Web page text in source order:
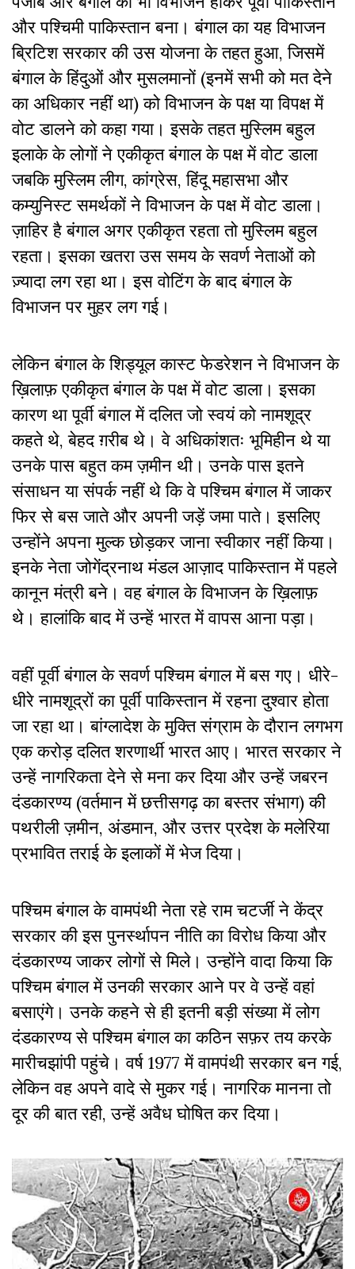
और पश्चिमी पाकिस्तान बना। बंगाल का यह विभाजन
ब्रिटिश सरकार की उस योजना के तहत हुआ, जिसमें
बंगाल के हिंदुओं और मुसलमानों (इनमें सभी को मत देने
का अधिकार नहीं था) को विभाजन के पक्ष या विपक्ष में
वोट डालने को कहा गया। इसके तहत मुस्लिम बहुल
इलाके के लोगों ने एकीकृत बंगाल के पक्ष में वोट डाला
जबकि मुस्लिम लीग, कांग्रेस, हिंदू महासभा और
कम्युनिस्ट समर्थकों ने विभाजन के पक्ष में वोट डाला।
ज़ाहिर है बंगाल अगर एकीकृत रहता तो मुस्लिम बहुल
रहता। इसका खतरा उस समय के सवर्ण नेताओं को
ज़्यादा लग रहा था। इस वोटिंग के बाद बंगाल के
विभाजन पर मुहर लग गई।
लेकिन बंगाल के शिड्यूल कास्ट फेडरेशन ने विभाजन के
ख़िलाफ़ एकीकृत बंगाल के पक्ष में वोट डाला। इसका
कारण था पूर्वी बंगाल में दलित जो स्वयं को नामशूद्र
कहते थे, बेहद ग़रीब थे। वे अधिकांशतः भूमिहीन थे या
उनके पास बहुत कम ज़मीन थी। उनके पास इतने
संसाधन या संपर्क नहीं थे कि वे पश्चिम बंगाल में जाकर
फिर से बस जाते और अपनी जड़ें जमा पाते। इसलिए
उन्होंने अपना मुल्क छोड़कर जाना स्वीकार नहीं किया।
इनके नेता जोगेंद्रनाथ मंडल आज़ाद पाकिस्तान में पहले
कानून मंत्री बने। वह बंगाल के विभाजन के ख़िलाफ़
थे। हालांकि बाद में उन्हें भारत में वापस आना पड़ा।
वहीं पूर्वी बंगाल के सवर्ण पश्चिम बंगाल में बस गए । धीरे-
धीरे नामशूद्रों का पूर्वी पाकिस्तान मेंरहना दुश्वार होता
जा रहा था। बांग्लादेश के मुक्ति संग्राम के दौरान लगभग
एक करोड़ दलित शरणार्थी भारत आए । भारत सरकार ने
उन्हें नागरिकता देने से मना कर दिया और उन्हें जबरन
दंडकारण्य (वर्तमान में छत्तीसगढ़ का बस्तर संभाग) की
पथरीली ज़मीन, अंडमान, और उत्तर प्रदेश के मलेरिया
प्रभावित तराई के इलाकों में भेज दिया।
पश्चिम बंगाल के वामपंथी नेता रहे राम चटर्जी ने केंद्र
सरकार की इस पुनर्स्थापन नीति का विरोध किया और
दंडकारण्य जाकर लोगों से मिले। उन्होंने वादा किया कि
पश्चिम बंगाल में उनकी सरकार आने पर वे उन्हें वहां
बसाएंगे। उनके कहने से ही इतनी बड़ी संख्या में लोग
दंडकारण्य से पश्चिम बंगाल का कठिन सफ़र तय करके
मारीचझांपी पहुंचे। वर्ष 1977 में वामपंथी सरकार बन गई,
लेकिन वह अपने वादे से मुकर गई। नागरिक मानना तो
दूर की बात रही, उन्हें अवैध घोषित कर दिया।